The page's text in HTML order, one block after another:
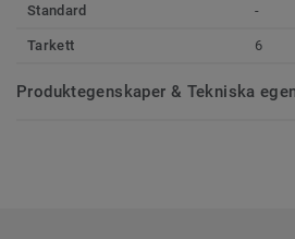
Standard
-
Tarkett 6
Produktegenskaper & Tekniska